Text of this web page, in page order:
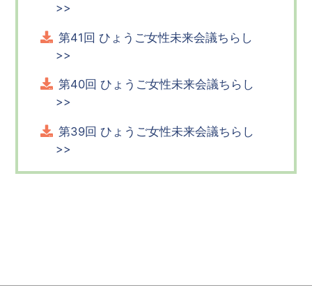
>>
第41回 ひょうご女性未来会議ちらし
>>
第40回 ひょうご女性未来会議ちらし
>>
第39回 ひょうご女性未来会議ちらし
>>